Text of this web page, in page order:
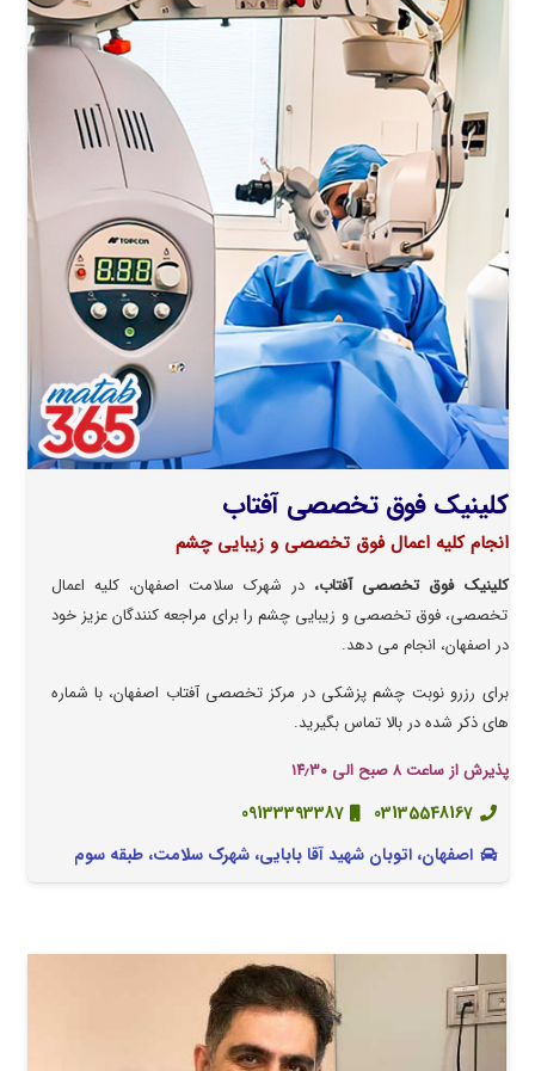
کلینیک فوق تخصصی آفتاب
انجام کلیه اعمال فوق تخصصی و زیبایی چشم
کلینیک فوق تخصصی آفتاب، در شهرک سلامت اصفهان، کلیه اعمال
تخصصی، فوق تخصصی و زیبایی چشم را برای مراجعه کنندگان عزیز خود
در اصفهان، انجام می دهد.
برای رزرو نوبت چشم پزشکی در مرکز تخصصی آفتاب اصفهان، با شماره
های ذکر شده در بالا تماس بگیرید.
پذیرش از ساعت ۸ صبح الی ۱۴٫۳۰
03135548167
09133393387
اصفهان، اتوبان شهید آقا بابایی، شهرک سلامت، طبقه سوم